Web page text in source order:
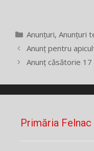
Categorii
Anunțuri, Anunțuri
Anunț pentru
Anunț căsătorie
Primăria Felnac